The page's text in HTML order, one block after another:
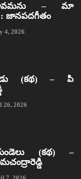
– మా
: జానపదగీతం
4, 2026
(కథ) – పి
26, 2026
(కథ) –